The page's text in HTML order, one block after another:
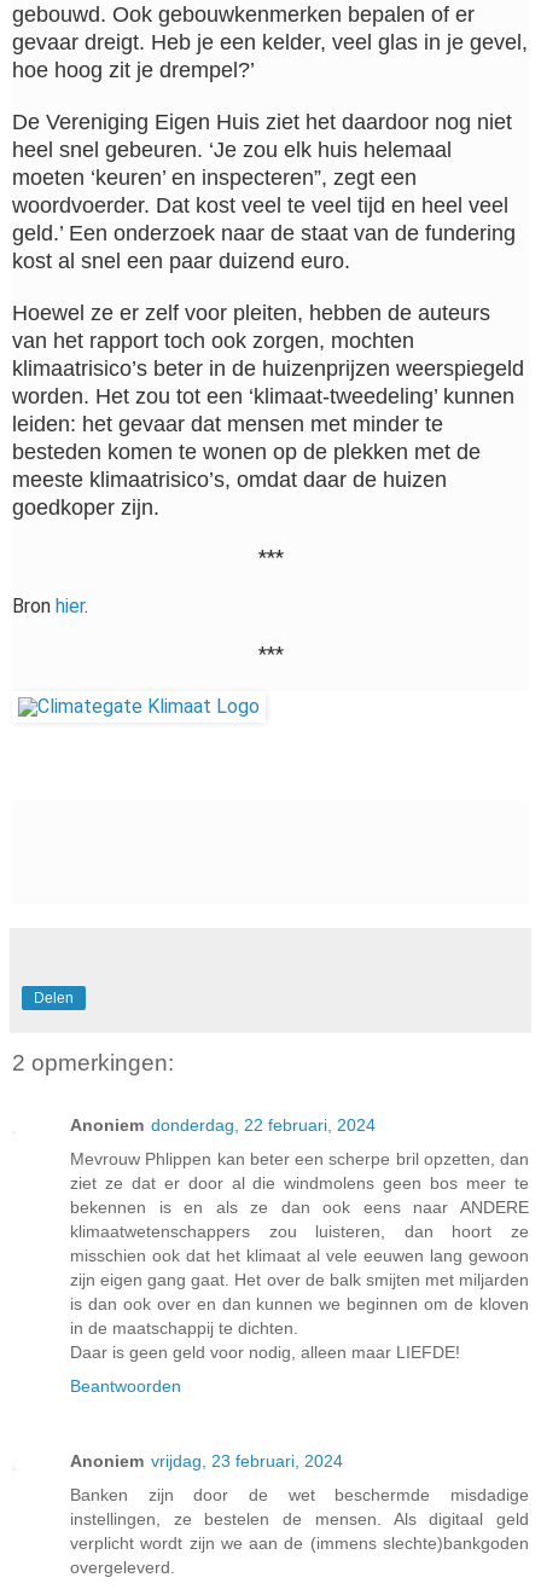
gebouwd. Ook gebouwkenmerken bepalen of er
gevaar dreigt. Heb je een kelder, veel glas in je gevel,
hoe hoog zit je drempel?’
De Vereniging Eigen Huis ziet het daardoor nog niet
heel snel gebeuren. ‘Je zou elk huis helemaal
moeten ‘keuren’ en inspecteren”, zegt een
woordvoerder. Dat kost veel te veel tijd en heel veel
geld.’ Een onderzoek naar de staat van de fundering
kost al snel een paar duizend euro.
Hoewel ze er zelf voor pleiten, hebben de auteurs
van het rapport toch ook zorgen, mochten
klimaatrisico’s beter in de huizenprijzen weerspiegeld
worden. Het zou tot een ‘klimaat-tweedeling’ kunnen
leiden: het gevaar dat mensen met minder te
besteden komen te wonen op de plekken met de
meeste klimaatrisico’s, omdat daar de huizen
goedkoper zijn.
***
Bron hier.
***
Delen
2 opmerkingen:
Anoniem donderdag, 22 februari, 2024
Mevrouw Phlippen kan beter een scherpe bril opzetten, dan
ziet ze dat er door al die windmolens geen bos meer te
bekennen is en als ze dan ook eens naar ANDERE
klimaatwetenschappers zou luisteren, dan hoort ze
misschien ook dat het klimaat al vele eeuwen lang gewoon
zijn eigen gang gaat. Het over de balk smijten met miljarden
is dan ook over en dan kunnen we beginnen om de kloven
in de maatschappij te dichten.
Daar is geen geld voor nodig, alleen maar LIEFDE!
Beantwoorden
Anoniem vrijdag, 23 februari, 2024
Banken zijn door de wet beschermde misdadige
instellingen, ze bestelen de mensen. Als digitaal geld
verplicht wordt zijn we aan de (immens slechte)bankgoden
overgeleverd.